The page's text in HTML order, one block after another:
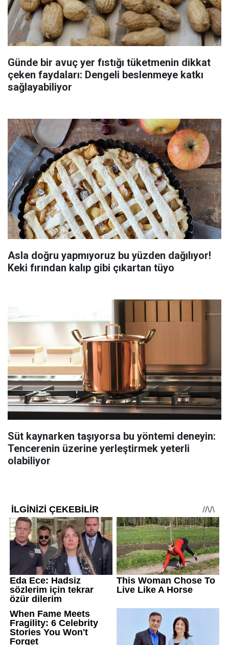
Günde bir avuç yer fıstığı tüketmenin dikkat
çeken faydaları: Dengeli beslenmeye katkı
sağlayabiliyor
Asla doğru yapmıyoruz bu yüzden dağılıyor!
Keki fırından kalıp gibi çıkartan tüyo
Süt kaynarken taşıyorsa bu yöntemi deneyin:
Tencerenin üzerine yerleştirmek yeterli
olabiliyor